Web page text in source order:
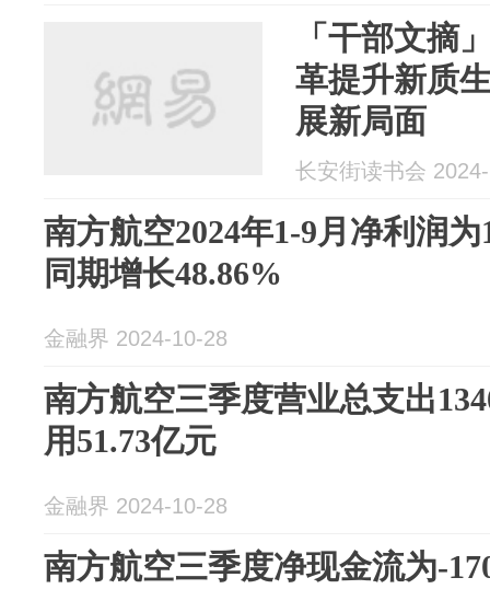
「干部文摘
革提升新质
展新局面
长安街读书会
南方航空2024年1-9月净利润
同期增长48.86%
金融界 2024-10-28
南方航空三季度营业总支出
用51.73亿元
金融界 2024-10-28
南方航空三季度净现金流为-